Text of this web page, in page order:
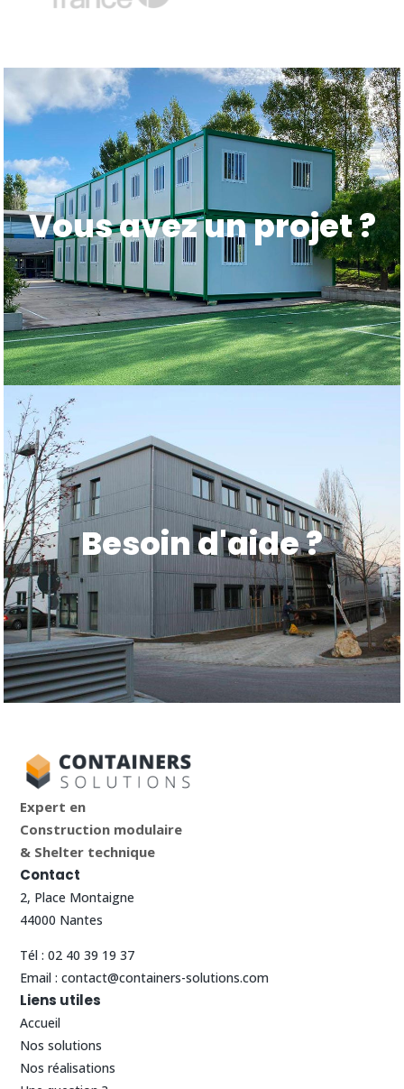
Vous avez un projet ?
Besoin d'aide ?
Expert en
Construction modulaire
& Shelter technique
Contact
2, Place Montaigne
44000 Nantes
Tél :02 40 39 19 37
Email :contact@containers-solutions.com
Liens utiles
Accueil
Nos solutions
Nos réalisations